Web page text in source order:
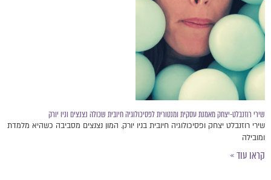
שירי רוזנבלט-יצחק מאמנת עסקית ומנטורית לפסיכולוגיה חיובית שכולה נצנצים וניו יורק
שירי רוזנבלט יצחק ופסיכולוגיה חיובית בניו יורק. המון נצנצים מסביבה כשהיא מלמדת
ומובילה
קראו עוד »